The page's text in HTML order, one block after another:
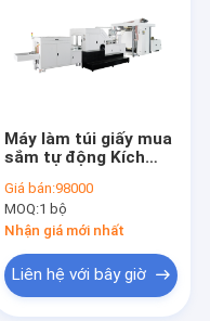
Máy làm túi giấy mua
sắm tự động Kích
Mực nước Lý tưởng
cho Đóng gói bán lẻ
và Túi giấy
Giá bán:98000
MOQ:1 bộ
Nhận giá mới nhất
Liên hệ với bây giờ